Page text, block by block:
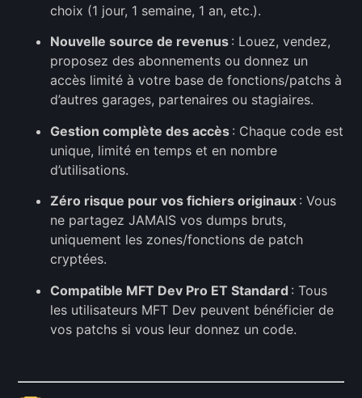
choix (1 jour, 1 semaine, 1 an, etc.).
Nouvelle source de revenus : Louez, vendez,
proposez des abonnements ou donnez un
accès limité à votre base de fonctions/patchs à
d’autres garages, partenaires ou stagiaires.
Gestion complète des accès : Chaque code est
unique, limité en temps et en nombre
d’utilisations.
Zéro risque pour vos fichiers originaux : Vous
ne partagez JAMAIS vos dumps bruts,
uniquement les zones/fonctions de patch
cryptées.
Compatible MFT Dev Pro ET Standard : Tous
les utilisateurs MFT Dev peuvent bénéficier de
vos patchs si vous leur donnez un code.